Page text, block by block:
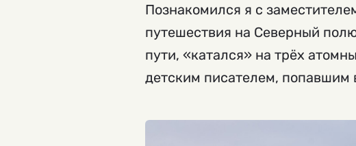
Познакомился я с
путешествия на Северный
пути, «катался» на трёх
детским писателем, попавшим